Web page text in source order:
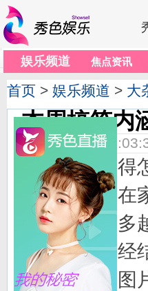
娱乐频道 焦点资讯
首页 > 娱乐频道 > 大
本周搞笑内
2014-10-10
十一过得怎
假期的时候
甚者不怕人
怎样十一已
发几张搞笑图